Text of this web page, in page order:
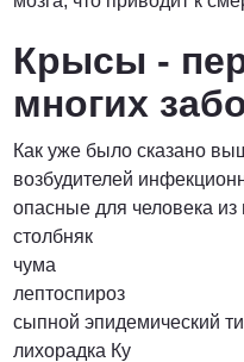
Крысы -
многих
Как уже было сказано
возбудителей
опасные для человека из
столбняк
чума
лептоспироз
сыпной эпидемический
лихорадка Ку